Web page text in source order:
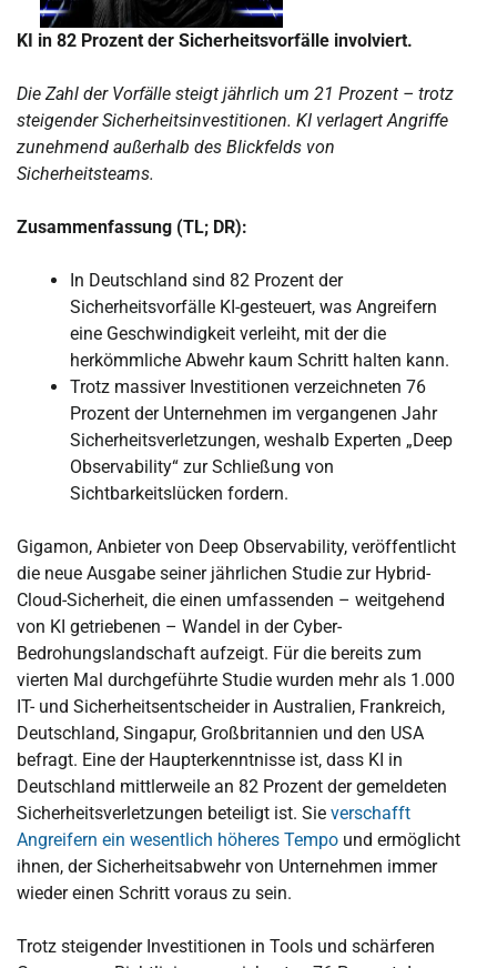
KI in 82 Prozent der Sicherheitsvorfälle involviert.
Die Zahl der Vorfälle steigt jährlich um 21 Prozent – trotz
steigender Sicherheitsinvestitionen. KI verlagert Angriffe
zunehmend außerhalb des Blickfelds von
Sicherheitsteams.
Zusammenfassung (TL; DR):
In Deutschland sind 82 Prozent der
Sicherheitsvorfälle KI-gesteuert, was Angreifern
eine Geschwindigkeit verleiht, mit der die
herkömmliche Abwehr kaum Schritt halten kann.
Trotz massiver Investitionen verzeichneten 76
Prozent der Unternehmen im vergangenen Jahr
Sicherheitsverletzungen, weshalb Experten „Deep
Observability“ zur Schließung von
Sichtbarkeitslücken fordern.
Gigamon, Anbieter von Deep Observability, veröffentlicht
die neue Ausgabe seiner jährlichen Studie zur Hybrid-
Cloud-Sicherheit, die einen umfassenden – weitgehend
von KI getriebenen – Wandel in der Cyber-
Bedrohungslandschaft aufzeigt. Für die bereits zum
vierten Mal durchgeführte Studie wurden mehr als 1.000
IT- und Sicherheitsentscheider in Australien, Frankreich,
Deutschland, Singapur, Großbritannien und den USA
befragt. Eine der Haupterkenntnisse ist, dass KI in
Deutschland mittlerweile an 82 Prozent der gemeldeten
Sicherheitsverletzungen beteiligt ist. Sie verschafft
Angreifern ein wesentlich höheres Tempo und ermöglicht
ihnen, der Sicherheitsabwehr von Unternehmen immer
wieder einen Schritt voraus zu sein.
Trotz steigender Investitionen in Tools und schärferen